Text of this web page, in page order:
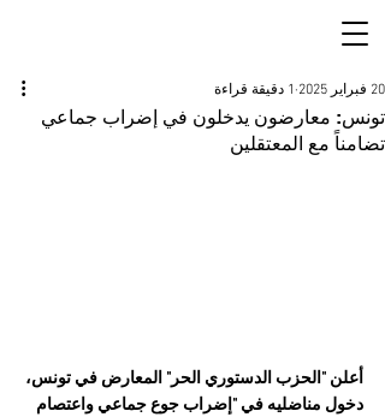
تونس: معارضون يدخلون في إضراب جماعي
تضامناً مع المعتقلين
20 فبراير 2025 1 دقيقة قراءة
أعلن "الحزب الدستوري الحر" المعارض في تونس،
دخول مناضليه في "إضراب جوع جماعي واعتصام